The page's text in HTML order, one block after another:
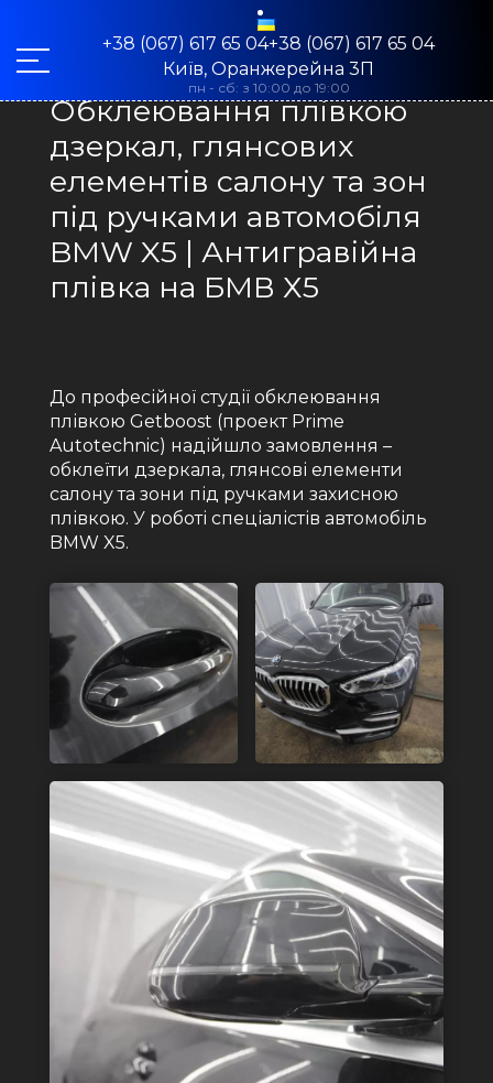
+38 (067) 617 65 04+38 (067) 617 65 04
Київ, Оранжерейна 3П
пн - сб: з 10:00 до 19:00
Обклеювання плівкою
дзеркал, глянсових
елементів салону та зон
під ручками автомобіля
BMW X5 | Антигравійна
плівка на БМВ Х5
До професійної студії обклеювання
плівкою Getboost (проект Prime
Autotechnic) надійшло замовлення –
обклеїти дзеркала, глянсові елементи
салону та зони під ручками захисною
плівкою. У роботі спеціалістів автомобіль
BMW X5.